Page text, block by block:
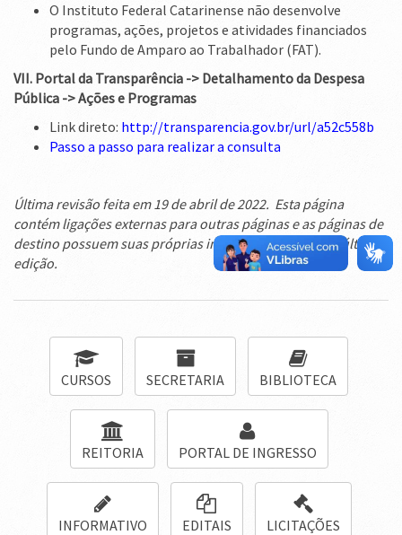
O Instituto Federal Catarinense não desenvolve
programas, ações, projetos e atividades financiados
pelo Fundo de Amparo ao Trabalhador (FAT).
VII. Portal da Transparência -> Detalhamento da Despesa
Pública -> Ações e Programas
Link direto: http://transparencia.gov.br/url/a52c558b
Passo a passo para realizar a consulta
Última revisão feita em 19 de abril de 2022. Esta página
contém ligações externas para outras páginas e as páginas de
destino possuem suas próprias informações quanto à última
edição.
CURSOS SECRETARIA BIBLIOTECA
REITORIA PORTAL DE INGRESSO
INFORMATIVO EDITAIS LICITAÇÕES